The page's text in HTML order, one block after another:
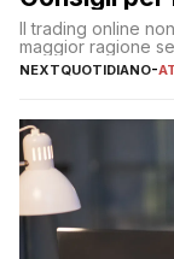
Il trading online
maggior ragione
NEXTQUOTIDIANO-